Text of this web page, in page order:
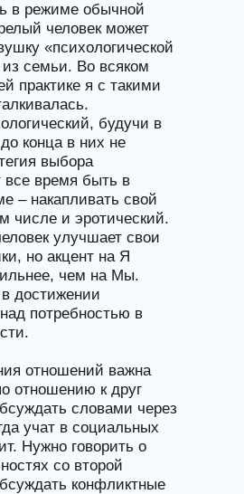
в режиме обычной
человек может
«психологической
семьи. Во всяком
практике я с такими
будучи в
конца в них не
выбора
все время быть в
– накапливать свой
числе и эротический.
улучшает свои
но акцент на Я
чем на Мы.
достижении
потребностью в
отношений важна
отношению к друг
словами через
учат в социальных
Нужно говорить о
со второй
конфликтные